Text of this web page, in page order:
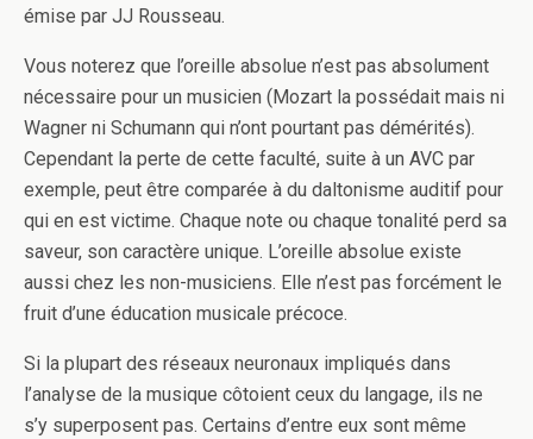
émise par JJ Rousseau.
Vous noterez que l’oreille absolue n’est pas absolument
nécessaire pour un musicien (Mozart la possédait mais ni
Wagner ni Schumann qui n’ont pourtant pas démérités).
Cependant la perte de cette faculté, suite à un AVC par
exemple, peut être comparée à du daltonisme auditif pour
qui en est victime. Chaque note ou chaque tonalité perd sa
saveur, son caractère unique. L’oreille absolue existe
aussi chez les non-musiciens. Elle n’est pas forcément le
fruit d’une éducation musicale précoce.
Si la plupart des réseaux neuronaux impliqués dans
l’analyse de la musique côtoient ceux du langage, ils ne
s’y superposent pas. Certains d’entre eux sont même